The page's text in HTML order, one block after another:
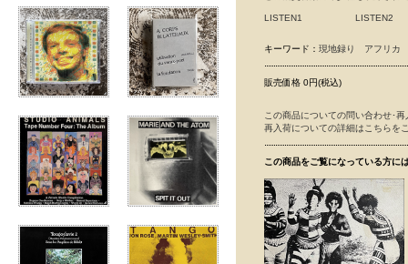
LISTEN1 LISTEN2
キーワード： 現地録り アフリカ
販売価格 0円(税込)
この商品についての問い合わせ･
再入荷についての詳細はこちらを
この商品をご覧になっている方に